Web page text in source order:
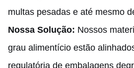
multas pesadas e até mesmo
Nossa Solução: Nossos
grau alimentício estão
regulatória de embalagens